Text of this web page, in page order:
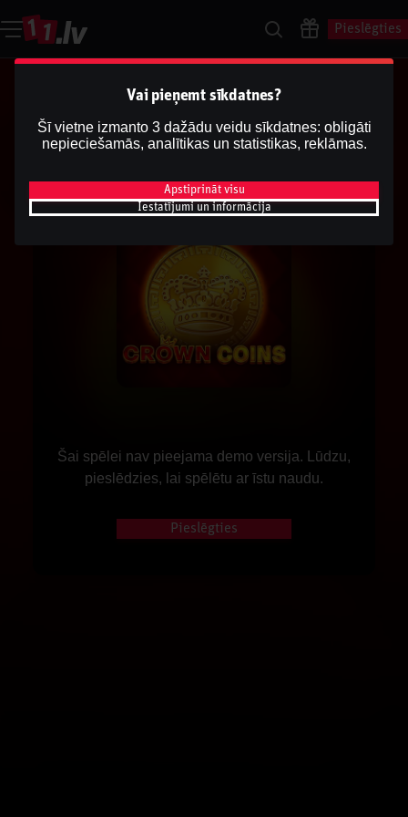
Pieslēgties
Šai spēlei nav pieejama demo versija. Lūdzu,
pieslēdzies, lai spēlētu ar īstu naudu.
Pieslēgties
Vai pieņemt sīkdatnes?
Šī vietne izmanto 3 dažādu veidu sīkdatnes: obligāti
nepieciešamās, analītikas un statistikas, reklāmas.
Apstiprināt visu
Iestatījumi un informācija